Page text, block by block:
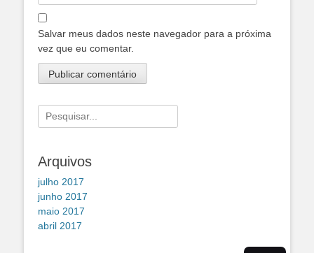
Salvar meus dados neste navegador para a próxima
vez que eu comentar.
Pesquisar
por:
Arquivos
julho 2017
junho 2017
maio 2017
abril 2017